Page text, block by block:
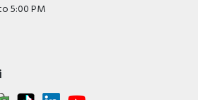
5:00 PM